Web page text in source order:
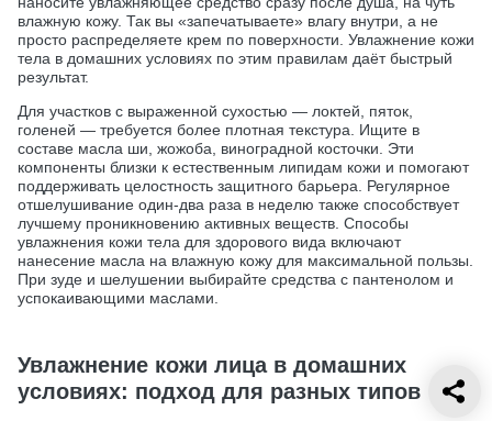
влажную кожу. Так вы «запечатываете» влагу внутри, а не
просто распределяете крем по поверхности. Увлажнение кожи
тела в домашних условиях по этим правилам даёт быстрый
результат.
Для участков с выраженной сухостью — локтей, пяток,
голеней — требуется более плотная текстура. Ищите в
составе масла ши, жожоба, виноградной косточки. Эти
компоненты близки к естественным липидам кожи и помогают
поддерживать целостность защитного барьера. Регулярное
отшелушивание один-два раза в неделю также способствует
лучшему проникновению активных веществ. Способы
увлажнения кожи тела для здорового вида включают
нанесение масла на влажную кожу для максимальной пользы.
При зуде и шелушении выбирайте средства с пантенолом и
успокаивающими маслами.
Увлажнение кожи лица в домашних
условиях: подход для разных типов